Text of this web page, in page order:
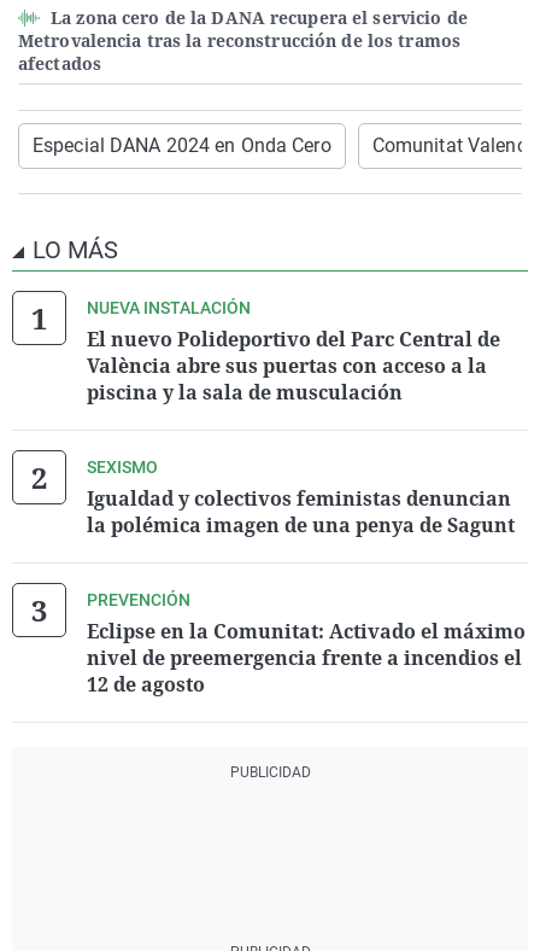
La zona cero de la DANA recupera el servicio de
Metrovalencia tras la reconstrucción de los tramos
afectados
Especial DANA 2024 en Onda Cero Comunitat
LO MÁS
NUEVA INSTALACIÓN
El nuevo Polideportivo del Parc Central de
València abre sus puertas con acceso a la
piscina y la sala de musculación
SEXISMO
Igualdad y colectivos feministas denuncian
la polémica imagen de una penya de Sagunt
PREVENCIÓN
Eclipse en la Comunitat: Activado el máximo
nivel de preemergencia frente a incendios el
12 de agosto